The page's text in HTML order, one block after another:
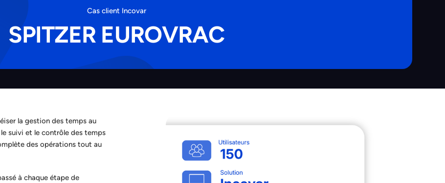
Cas client Incovar
SPITZER EUROVRAC
la gestion des temps au
suivi et le contrôle des temps
des opérations tout au
à chaque étape de